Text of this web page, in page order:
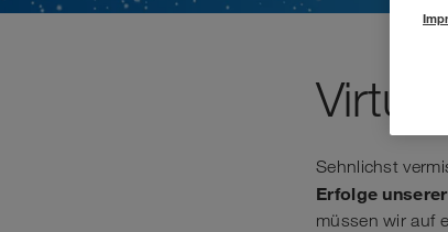
Sehnlichst
Erfolge
müssen wir auf